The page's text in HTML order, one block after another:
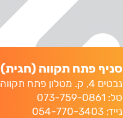
סניף פתח תקווה (חגית)
נבטים 4, ק. מטלון פתח תקווה
טל: 073-759-0861
נייד: 054-770-3403